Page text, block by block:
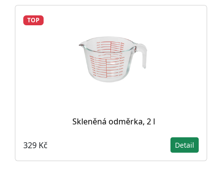
TOP
Skleněná odměrka, 2 l
329 Kč Detail